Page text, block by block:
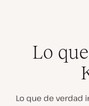
Lo
Lo que de verdad